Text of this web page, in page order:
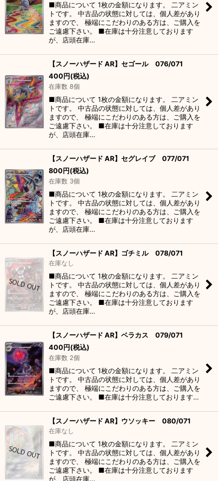
■商品について 1枚の金額になります。 二アミン
トです。 中古品の状態に対しては、個人差があり
ますので、 極端にこだわりのある方は、ご購入を
ご遠慮下さい。 ■在庫は十分注意しております
が、店頭在庫…
【スノーハザード AR】セゴール 076/071
400円(税込)
在庫数 8個
■商品について 1枚の金額になります。 二アミン
トです。 中古品の状態に対しては、個人差があり
ますので、 極端にこだわりのある方は、ご購入を
ご遠慮下さい。 ■在庫は十分注意しております
が、店頭在庫…
【スノーハザード AR】セグレイブ 077/071
800円(税込)
在庫数 3個
■商品について 1枚の金額になります。 二アミン
トです。 中古品の状態に対しては、個人差があり
ますので、 極端にこだわりのある方は、ご購入を
ご遠慮下さい。 ■在庫は十分注意しております
が、店頭在庫…
【スノーハザード AR】ゴチミル 078/071
在庫なし
■商品について 1枚の金額になります。 二アミン
トです。 中古品の状態に対しては、個人差があり
ますので、 極端にこだわりのある方は、ご購入を
ご遠慮下さい。 ■在庫は十分注意しております
が、店頭在庫…
【スノーハザード AR】ベラカス 079/071
400円(税込)
在庫数 2個
■商品について 1枚の金額になります。 二アミン
トです。 中古品の状態に対しては、個人差があり
ますので、 極端にこだわりのある方は、ご購入を
ご遠慮下さい。 ■在庫は十分注意しております…
【スノーハザード AR】ウソッキー 080/071
在庫なし
■商品について 1枚の金額になります。 二アミン
トです。 中古品の状態に対しては、個人差があり
ますので、 極端にこだわりのある方は、ご購入を
ご遠慮下さい。 ■在庫は十分注意しております
が、店頭在庫…